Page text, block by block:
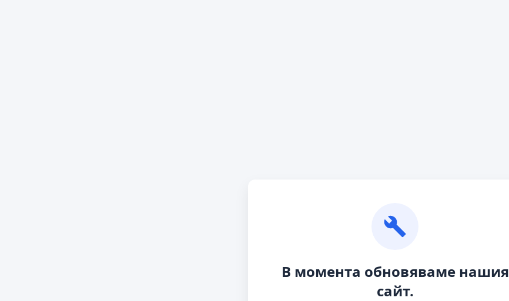
В момента обновяваме нашия
сайт.